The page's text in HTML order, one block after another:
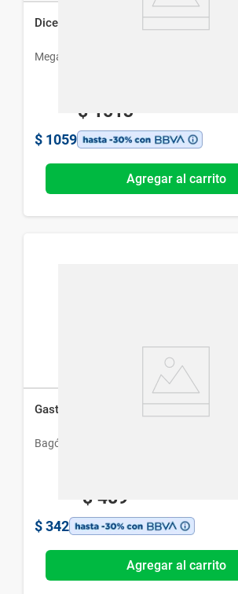
Dicetel x 100 mg x 20 Comprimidos
Megalabs
$ 1513
$ 1059
Agregar al carrito
Gastrial 10 mg x 10 Comp
Bagó
$ 489
$ 342
Agregar al carrito